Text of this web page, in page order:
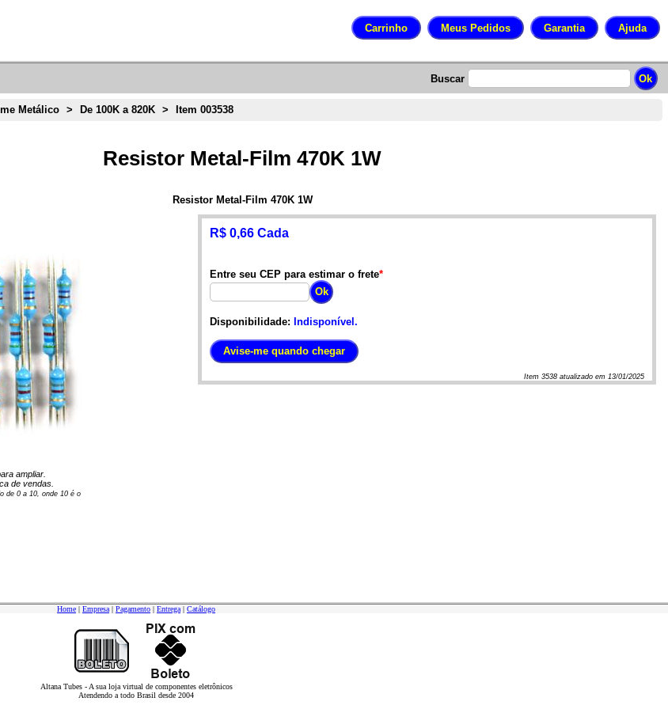
Buscar
Metálico > De 100K a 820K > Item 003538
Resistor Metal-Film 470K 1W
Resistor Metal-Film 470K 1W
ampliar.
de vendas.
de 0a 10, onde 10 é o
R$ 0,66 Cada
Entre seu CEP para estimar o frete*
Disponibilidade: Indisponível.
Item3538 atualizado em 13/01/2025
Home | Empresa | Pagamento | Entrega | Catálogo
Altana Tubes - A sua loja virtual de componentes eletrônicos
Atendendo a todo Brasil desde 2004